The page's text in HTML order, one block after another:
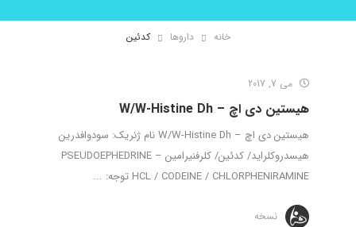
خانه داروها کدئین
می 7, 2017
هیستین دی اچ – W/W-Histine Dh
هیستین دی اچ – W/W-Histine Dh نام ژنریک: سودوافدرین
هیسدروکلراید/ کدئین/ کلرفنیرامین – PSEUDOEPHEDRINE
HCL / CODEINE / CHLORPHENIRAMINE توجه: ...
نسخه